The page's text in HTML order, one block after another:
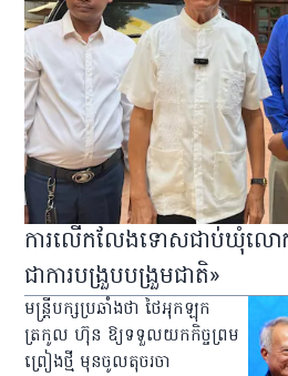
ការលើកលែងទោសជាប់ឃុំលោ
ជាការបង្រួបបង្រួមជាតិ»
មន្ត្រីបក្សប្រឆាំងថា ថៃអុកឡុក
ត្រកូល ហ៊ុន ឱ្យទទួលយកកិច្ចព្រម
ព្រៀងថ្មី មុនចូលតុចរចា